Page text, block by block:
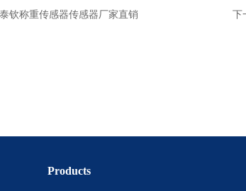
钦称重传感器传感器厂家直销 下
Products